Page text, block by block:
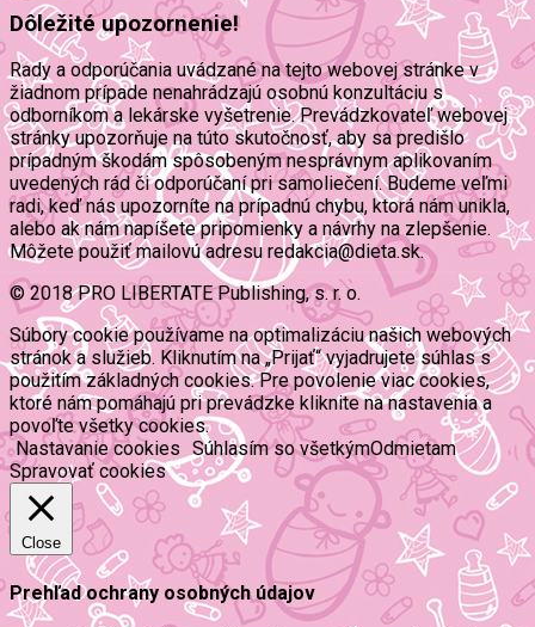
Dôležité upozornenie!
Rady a odporúčania uvádzané na tejto webovej stránke v
žiadnom prípade nenahrádzajú osobnú konzultáciu s
odborníkom a lekárske vyšetrenie. Prevádzkovateľ webovej
stránky upozorňuje na túto skutočnosť, aby sa predišlo
prípadným škodám spôsobeným nesprávnym aplikovaním
uvedených rád či odporúčaní pri samoliečení. Budeme veľmi
radi, keď nás upozorníte na prípadnú chybu, ktorá nám unikla,
alebo ak nám napíšete pripomienky a návrhy na zlepšenie.
Môžete použiť mailovú adresu redakcia@dieta.sk.
© 2018 PRO LIBERTATE Publishing, s. r. o.
Súbory cookie používame na optimalizáciu našich webových
stránok a služieb. Kliknutím na „Prijať“ vyjadrujete súhlas s
použitím základných cookies. Pre povolenie viac cookies,
ktoré nám pomáhajú pri prevádzke kliknite na nastavenia a
povoľte všetky cookies.
Nastavanie cookies Súhlasím so všetkýmOdmietam
Spravovať cookies
Close
Prehľad ochrany osobných údajov